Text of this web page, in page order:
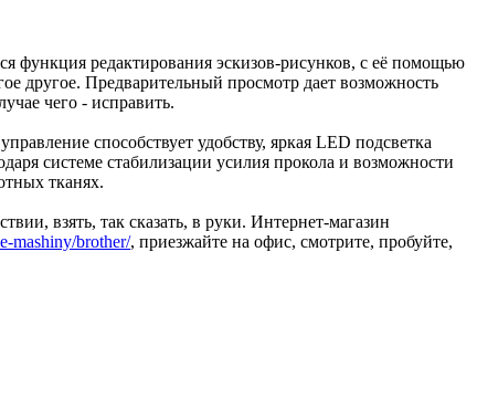
функция редактирования эскизов-рисунков, с её помощью
другое. Предварительный просмотр дает возможность
чего - исправить.
способствует удобству, яркая LED подсветка
системе стабилизации усилия прокола и возможности
тканях.
взять, так сказать, в руки. Интернет-магазин
mashiny/brother/, приезжайте на офис, смотрите, пробуйте,